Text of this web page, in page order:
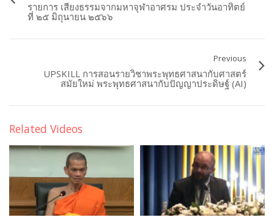
รายการ เสียงธรรมจากมหาจุฬาอาศรม ประจำวันอาทิตย์
ที่ ๒๕ มิถุนายน ๒๕๖๖
Previous
UPSKILL การสอนรายวิชาพระพุทธศาสนากับศาสตร์
สมัยใหม่ พระพุทธศาสนากับปัญญาประดิษฐ์ (AI)
Related Videos